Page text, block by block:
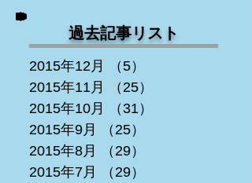
過去記事リスト
2015年12月 （5）
2015年11月
（25）
2015年10月
（31）
2015年9月
（25）
2015年8月
（29）
2015年7月
（29）